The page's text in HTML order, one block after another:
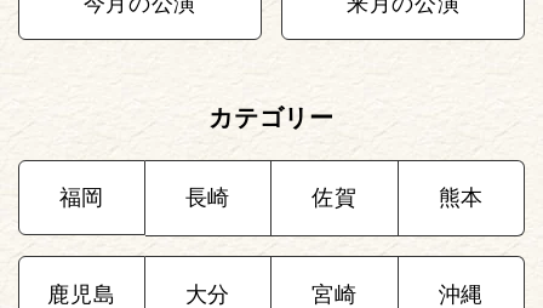
カテゴリー
福岡 長崎 佐賀 熊本
鹿児島 大分 宮崎 沖縄